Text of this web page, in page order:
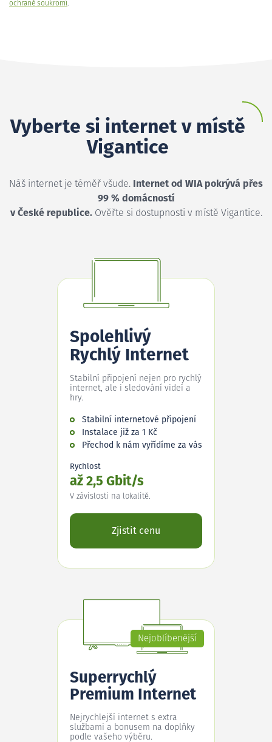
ochraně soukromí.
Vyberte si internet v místě
Vigantice
Náš internet je téměř všude. Internet od WIA pokrývá přes
99 % domácností
v České republice.Ověřte si dostupnosti v místě Vigantice.
Spolehlivý
Rychlý Internet
Stabilní připojení nejen pro rychlý
internet, ale i sledování videí a
hry.
Stabilní internetové připojení
Instalace již za 1 Kč
Přechod k nám vyřídíme za vás
Rychlost
až 2,5 Gbit/s
V závislosti na lokalitě.
Zjistit cenu
Nejoblíbenější
Superrychlý
Premium Internet
Nejrychlejší internet s extra
službami a bonusem na doplňky
podle vašeho výběru.